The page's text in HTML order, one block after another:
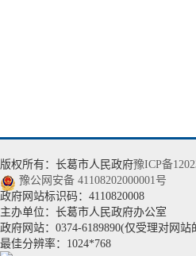
版权所有：长葛市人民政府豫ICP备
豫公网安备 41108202000001号
政府网站标识码：4110820008
主办单位：长葛市人民政府办公室
政府网站：0374-6189890(仅受理对网
最佳分辨率：1024*768